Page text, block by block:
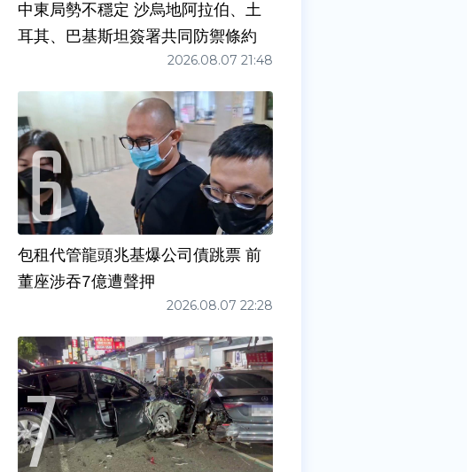
中東局勢不穩定 沙烏地阿拉伯、土
耳其、巴基斯坦簽署共同防禦條約
2026.08.07 21:48
包租代管龍頭兆基爆公司債跳票 前
董座涉吞7億遭聲押
2026.08.07 22:28